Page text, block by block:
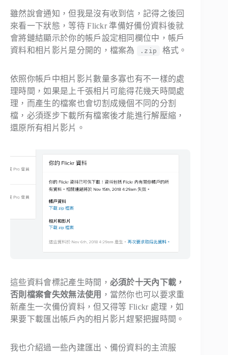
雖然說會通知，但我是沒有收到信，記得之後回
來看一下狀態，等待 Flickr 準備好備份資料後就
會將鏈結顯示於你的帳戶設定相同欄位中，帳戶
資料和相片影片是分開的，檔案為
.zip 格式。
依照你帳戶中相片影片數量多寡也有不一樣的處
理時間，如果是上千張相片可能得花幾天時間處
理，而產生的檔案也會切割成幾個不同的分割
檔，必須逐步下載所有檔案後才能進行解壓縮，
還原所有相片影片。
這些資料會標記產生時間， 必須於十天內下載，
否則檔案會失效無法使用 ，當然你也可以要求重
新產生一次備份資料，但又得等 Flickr 處理，如
果要下載匯出帳戶內的相片影片趕緊把握時間。
我也介紹過一些內建匯出、備份資料的主流服